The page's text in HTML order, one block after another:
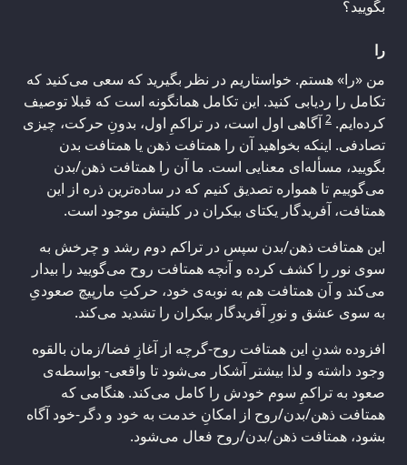
بگویید؟
را
من «را» هستم. خواستاریم در نظر بگیرید که سعی می‌کنید که
تکامل را ردیابی کنید. این تکامل همانگونه است که قبلا توصیف
کرده‌ایم. 2آگاهی اول است، در تراکمِ اول، بدونِ حرکت، چیزی
تصادفی. اینکه بخواهید آن را همتافت ذهن یا همتافت بدن
بگویید، مسأله‌ای معنایی است. ما آن را همتافت ذهن/بدن
می‌گوییم تا همواره تصدیق کنیم که در ساده‌ترین ذره از این
همتافت، آفریدگار یکتای بیکران در کلیتش موجود است.
این همتافت ذهن/بدن سپس در تراکم دوم رشد و چرخش به
سوی نور را کشف کرده و آنچه همتافت روح می‌گویید را بیدار
می‌کند و آن همتافت هم به نوبه‌ی خود، حرکتِ مارپیچ صعودیِ
به سوی عشق و نورِ آفریدگار بیکران را تشدید می‌کند.
افزوده شدنِ این همتافت روح-گرچه از آغازِ فضا/زمان بالقوه
وجود داشته و لذا بیشتر آشکار می‌شود تا واقعی- بواسطه‌ی
صعود به تراکمِ سوم خودش را کامل می‌کند. هنگامی که
همتافت ذهن/بدن/روح از امکانِ خدمت به خود و دگر-خود آگاه
بشود، همتافت ذهن/بدن/روح فعال می‌شود.